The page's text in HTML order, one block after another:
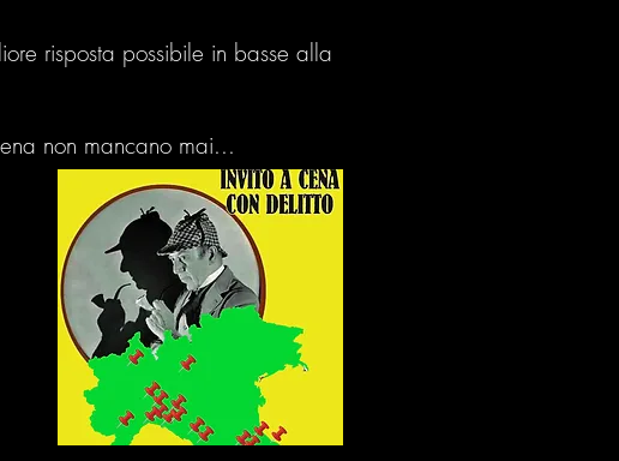
risposta possibile in basse alla
non mancano mai...